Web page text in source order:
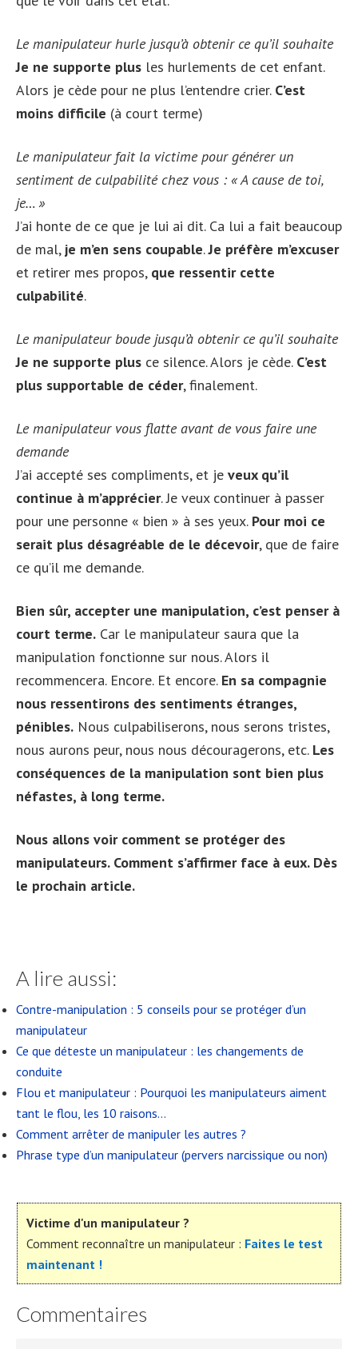
Le manipulateur hurle jusqu’à obtenir ce qu’il souhaite
Je ne supporte plus les hurlements de cet enfant.
Alors je cède pour ne plus l’entendre crier. C’est
moins difficile (à court terme)
Le manipulateur fait la victime pour générer un
sentiment de culpabilité chez vous : « A cause de toi,
je… »
J’ai honte de ce que je lui ai dit. Ca lui a fait beaucoup
de mal, je m’en sens coupable.Je préfère m’excuser
et retirer mes propos, que ressentir cette
culpabilité.
Le manipulateur boude jusqu’à obtenir ce qu’il souhaite
Je ne supporte plus ce silence. Alors je cède. C’est
plus supportable de céder, finalement.
Le manipulateur vous flatte avant de vous faire une
demande
J’ai accepté ses compliments, et je veux qu’il
continue à m’apprécier. Je veux continuer à passer
pour une personne « bien » à ses yeux. Pour moi ce
serait plus désagréable de le décevoir, que de faire
ce qu’il me demande.
Bien sûr, accepter une manipulation, c’est penser à
court terme. Car le manipulateur saura que la
manipulation fonctionne sur nous. Alors il
recommencera. Encore. Et encore. En sa compagnie
nous ressentirons des sentiments étranges,
pénibles. Nous culpabiliserons, nous serons tristes,
nous aurons peur, nous nous découragerons, etc. Les
conséquences de la manipulation sont bien plus
néfastes, à long terme.
Nous allons voir comment se protéger des
manipulateurs. Comment s’affirmer face à eux. Dès
le prochain article.
A lire aussi:
Contre-manipulation : 5 conseils pour se protéger d’un
manipulateur
Ce que déteste un manipulateur : les changements de
conduite
Flou et manipulateur : Pourquoi les manipulateurs aiment
tant le flou, les 10 raisons…
Comment arrêter de manipuler les autres ?
Phrase type d’un manipulateur (pervers narcissique ou non)
Victime d'un manipulateur ?
Comment reconnaître un manipulateur : Faites le test
maintenant !
Commentaires